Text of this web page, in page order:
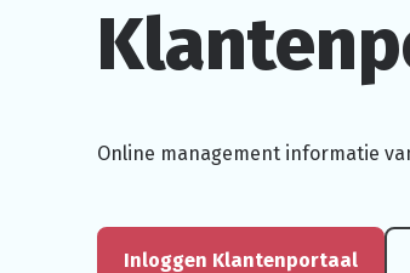
Online management informatie
Inloggen Klantenportaal